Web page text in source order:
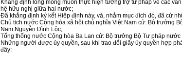
Khẳng định lòng mong muốn thực hiện tương trợ tư pháp về các
hệ hữu nghị giữa hai nước;
Đã khẳng định ký kết Hiệp định này, và, nhằm mục đích đó, đã cử
Chủ tịch nước Cộng hòa xã hội chủ nghĩa Việt Nam cử: Bộ trưởng
Nam Nguyễn Đình Lộc;
Tổng thống nước Cộng hòa Ba Lan cử: Bộ trưởng Bộ Tư pháp nước
Những người được ủy quyền, sau khi trao đổi giấy ủy quyền hợp
đây: